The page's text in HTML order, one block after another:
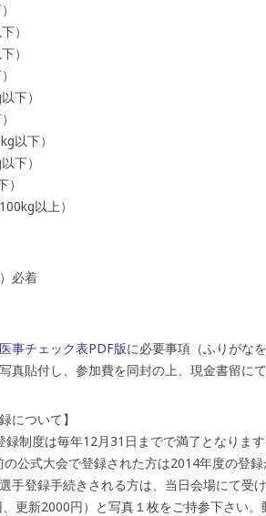
）
）
下）
以下）
下）
以上）
必着
医事チェック表PDF版に必要事項（ふりがな
真貼付し、参加費を同封の上、現金書留に
について】
録制度は毎年12月31日までで満了となりま
公式大会で登録された方は2014年度の登
手登録手続きされる方は、当日会場にて受
更新2000円）と写真１枚をご持参下さい